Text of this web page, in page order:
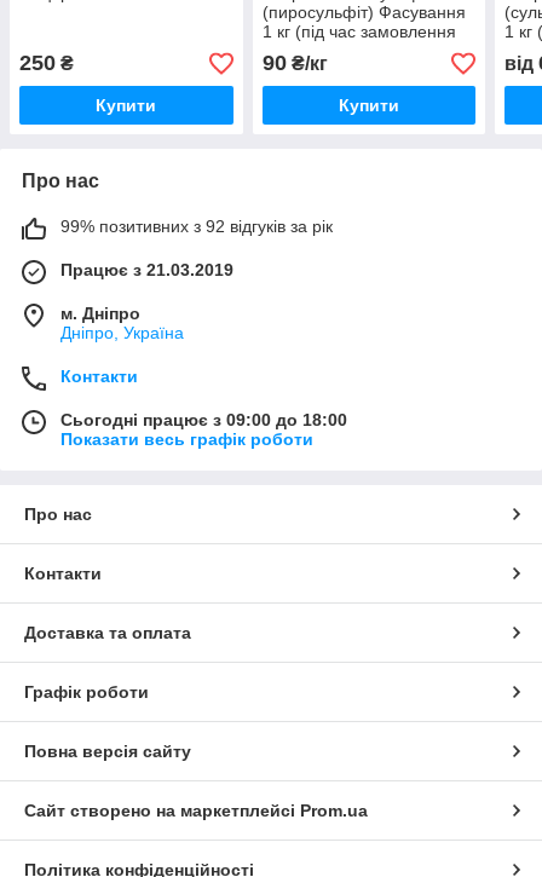
250 ₴
Купити
(пиросульфіт) Фасування
1 кг (під час замовлення
виберіть потрібну
фасовку)
90₴/кг
Купити
1 кг
від
Про нас
99% позитивних з 92 відгуків за рік
Працює з 21.03.2019
м. Дніпро
Дніпро, Україна
Контакти
Сьогодні працює з 09:00 до 18:00
Показати весь графік роботи
Про нас
Контакти
Доставка та оплата
Графік роботи
Повна версія сайту
Сайт створено на маркетплейсі Prom.ua
Політика конфіденційності